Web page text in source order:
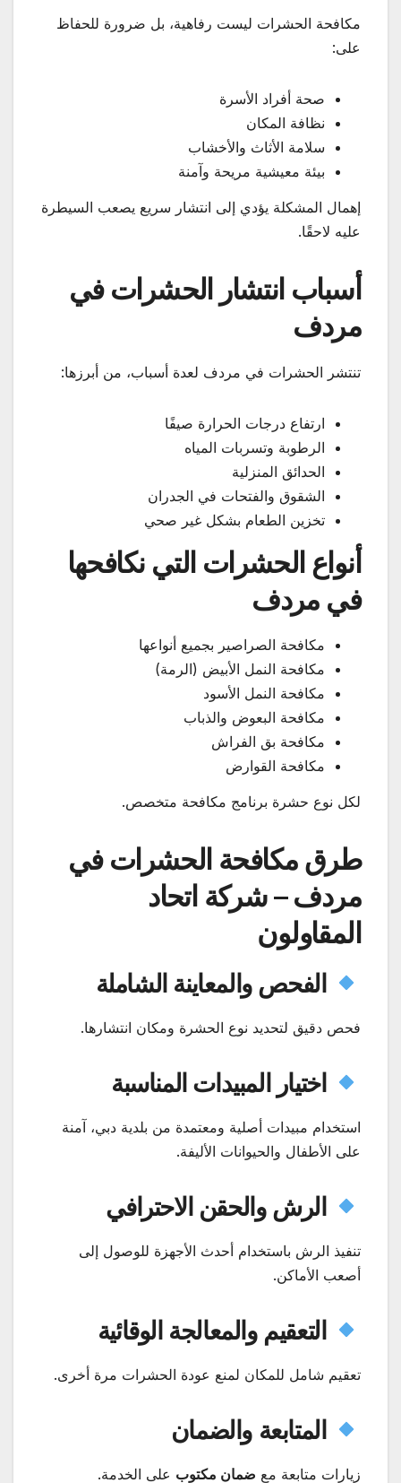
مكافحة الحشرات ليست رفاهية، بل ضرورة للحفاظ
على:
صحة أفراد الأسرة
نظافة المكان
سلامة الأثاث والأخشاب
بيئة معيشية مريحة وآمنة
إهمال المشكلة يؤدي إلى انتشار سريع يصعب السيطرة
عليه لاحقًا.
أسباب انتشار الحشرات في
مردف
تنتشر الحشرات في مردف لعدة أسباب، من أبرزها:
ارتفاع درجات الحرارة صيفًا
الرطوبة وتسربات المياه
الحدائق المنزلية
الشقوق والفتحات في الجدران
تخزين الطعام بشكل غير صحي
أنواع الحشرات التي نكافحها
في مردف
مكافحة الصراصير بجميع أنواعها
مكافحة النمل الأبيض (الرمة)
مكافحة النمل الأسود
مكافحة البعوض والذباب
مكافحة بق الفراش
مكافحة القوارض
لكل نوع حشرة برنامج مكافحة متخصص.
طرق مكافحة الحشرات في
مردف – شركة اتحاد
المقاولون
الفحص والمعاينة الشاملة
فحص دقيق لتحديد نوع الحشرة ومكان انتشارها.
اختيار المبيدات المناسبة
استخدام مبيدات أصلية ومعتمدة من بلدية دبي، آمنة
على الأطفال والحيوانات الأليفة.
الرش والحقن الاحترافي
تنفيذ الرش باستخدام أحدث الأجهزة للوصول إلى
أصعب الأماكن.
التعقيم والمعالجة الوقائية
تعقيم شامل للمكان لمنع عودة الحشرات مرة أخرى.
المتابعة والضمان
زيارات متابعة مع ضمان مكتوب على الخدمة.